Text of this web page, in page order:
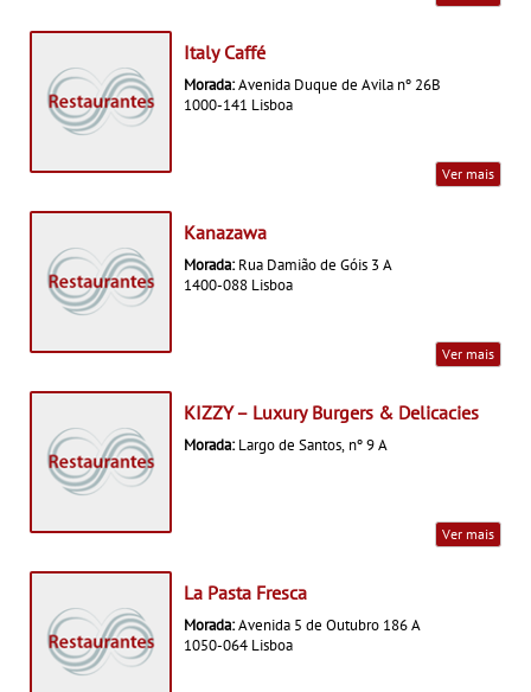
Italy Caffé
Morada:Avenida Duque de Avila nº 26B
1000-141 Lisboa
Ver mais
Kanazawa
Morada: Rua Damião de Góis 3 A
1400-088 Lisboa
Ver mais
KIZZY – Luxury Burgers & Delicacies
Morada: Largo de Santos, nº 9 A
Ver mais
La Pasta Fresca
Morada:Avenida 5 de Outubro 186 A
1050-064 Lisboa